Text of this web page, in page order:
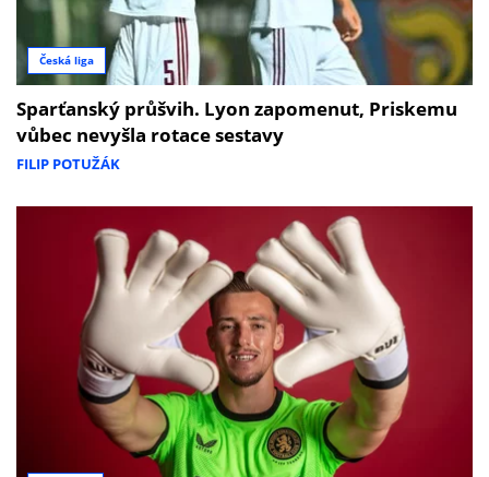
Česká liga
Sparťanský průšvih. Lyon zapomenut, Priskemu
vůbec nevyšla rotace sestavy
FILIP POTUŽÁK